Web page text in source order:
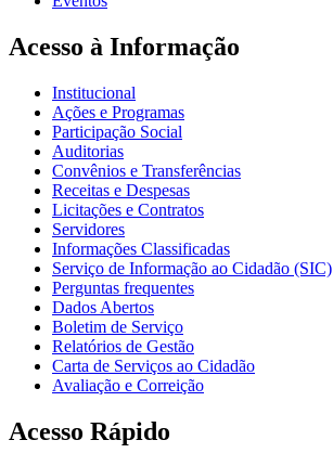
Acesso à Informação
Institucional
Ações e Programas
Participação Social
Auditorias
Convênios e Transferências
Receitas e Despesas
Licitações e Contratos
Servidores
Informações Classificadas
Serviço de Informação ao Cidadão (SIC)
Perguntas frequentes
Dados Abertos
Boletim de Serviço
Relatórios de Gestão
Carta de Serviços ao Cidadão
Avaliação e Correição
Acesso Rápido